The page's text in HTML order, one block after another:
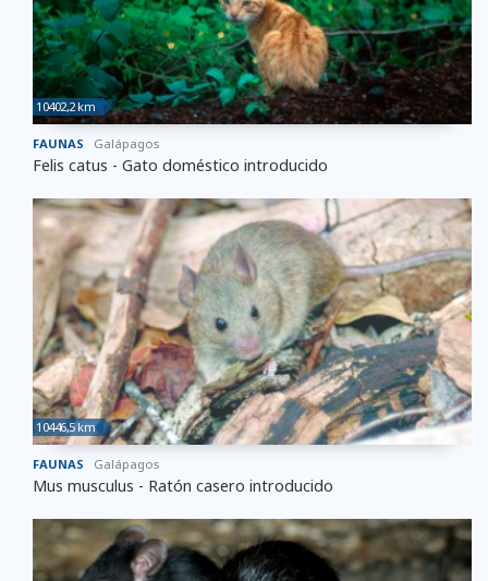
10402,2 km
FAUNAS Galápagos
Felis catus - Gato doméstico introducido
10446,5 km
FAUNAS Galápagos
Mus musculus - Ratón casero introducido